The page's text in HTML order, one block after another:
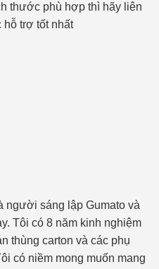
thước phù hợp thì hãy liên
trợ tốt nhất
người sáng lập Gumato và
Tôi có 8 năm kinh nghiệm
thùng carton và các phụ
có niềm mong muốn mang